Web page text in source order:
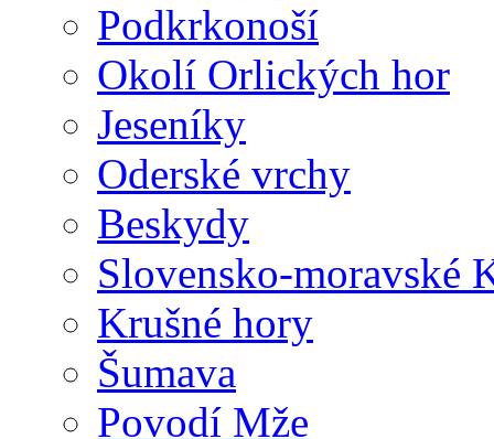
Podkrkonoší
Okolí Orlických hor
Jeseníky
Oderské vrchy
Beskydy
Slovensko-moravské
Krušné hory
Šumava
Povodí Mže